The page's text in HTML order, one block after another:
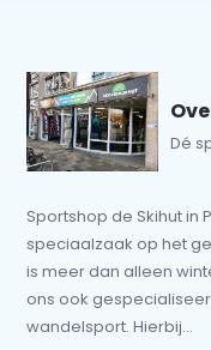
Dé
Sportshop de Skihut in
speciaalzaak op het
is meer dan alleen
ons ook
wandelsport. Hierbij...